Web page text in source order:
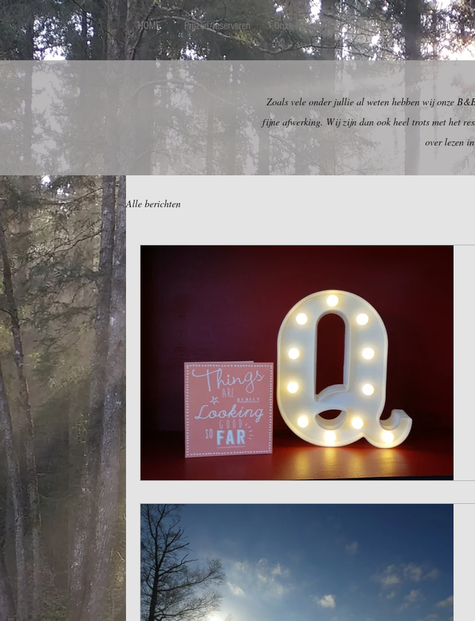
HOME Prijzen/reserveren Onze troeven Diner @ Q-time Ontbijt
Zoals vele onder jullie al weten hebben wij onze
fijne afwerking. Wij zijn dan ook heel trots met het
over lezen
Alle berichten